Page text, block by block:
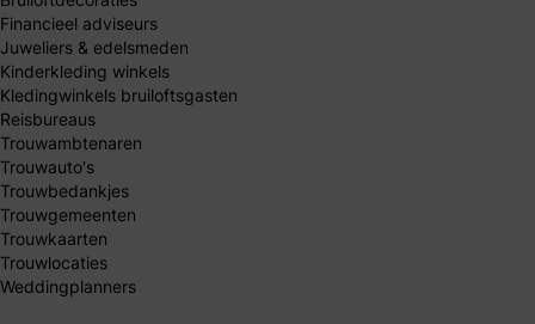
Financieel adviseurs
Juweliers & edelsmeden
Kinderkleding winkels
Kledingwinkels bruiloftsgasten
Reisbureaus
Trouwambtenaren
Trouwauto's
Trouwbedankjes
Trouwgemeenten
Trouwkaarten
Trouwlocaties
Weddingplanners